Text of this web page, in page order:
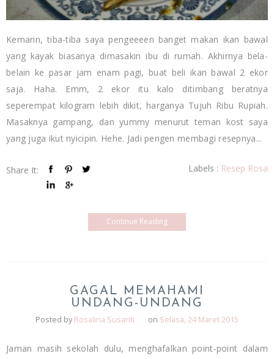
Kemarin, tiba-tiba saya pengeeeen banget makan ikan bawal
yang kayak biasanya dimasakin ibu di rumah. Akhirnya bela-
belain ke pasar jam enam pagi, buat beli ikan bawal 2 ekor
saja. Haha. Emm, 2 ekor itu kalo ditimbang beratnya
seperempat kilogram lebih dikit, harganya Tujuh Ribu Rupiah.
Masaknya gampang, dan yummy menurut teman kost saya
yang juga ikut nyicipin. Hehe. Jadi pengen membagi resepnya...
Share It: Labels : Resep Rosa
Continue Reading
GAGAL MEMAHAMI
UNDANG-UNDANG
Posted by Rosalina Susanti on Selasa, 24 Maret 2015
Jaman masih sekolah dulu, menghafalkan point-point dalam